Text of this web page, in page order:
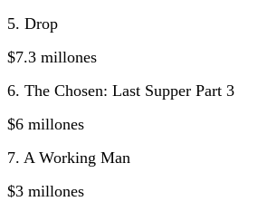
5. Drop
$7.3 millones
6. The Chosen: Last Supper Part 3
$6 millones
7. A Working Man
$3 millones